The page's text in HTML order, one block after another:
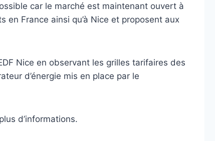
car le marché est maintenant ouvert à
France ainsi qu’à Nice et proposent aux
Nice en observant les grilles tarifaires des
d’énergie mis en place par le
d’informations.